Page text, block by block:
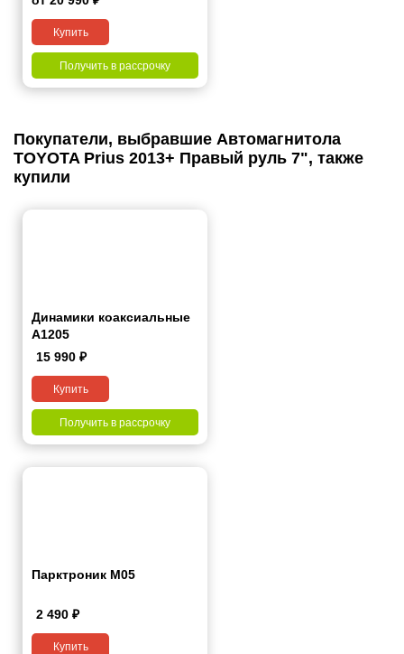
Купить
Получить в рассрочку
Покупатели, выбравшие Автомагнитола
TOYOTA Prius 2013+ Правый руль 7", также
купили
Динамики коаксиальные
А1205
15 990 ₽
Купить
Получить в рассрочку
Парктроник M05
2 490 ₽
Купить